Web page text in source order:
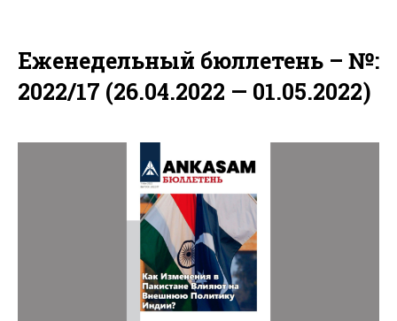
Еженедельный бюллетень – №:
2022/17 (26.04.2022 — 01.05.2022)